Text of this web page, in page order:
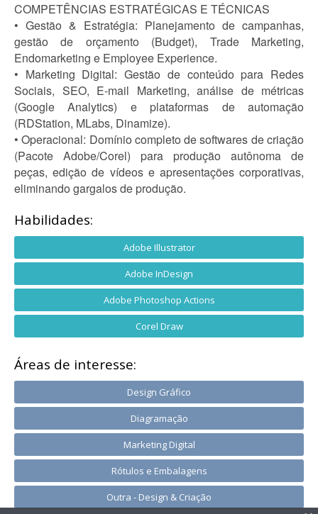
COMPETÊNCIAS ESTRATÉGICAS E TÉCNICAS
• Gestão & Estratégia: Planejamento de campanhas,
gestão de orçamento (Budget), Trade Marketing,
Endomarketing e Employee Experience.
• Marketing Digital: Gestão de conteúdo para Redes
Sociais, SEO, E-mail Marketing, análise de métricas
(Google Analytics) e plataformas de automação
(RDStation, MLabs, Dinamize).
• Operacional: Domínio completo de softwares de criação
(Pacote Adobe/Corel) para produção autônoma de
peças, edição de vídeos e apresentações corporativas,
eliminando gargalos de produção.
Habilidades:
Adobe Illustrator
Adobe InDesign
Adobe Photoshop Actions
Corel Draw
Áreas de interesse:
Design Gráfico
Diagramação
Marketing Digital
Rótulos e Embalagens
Outra - Design & Criação